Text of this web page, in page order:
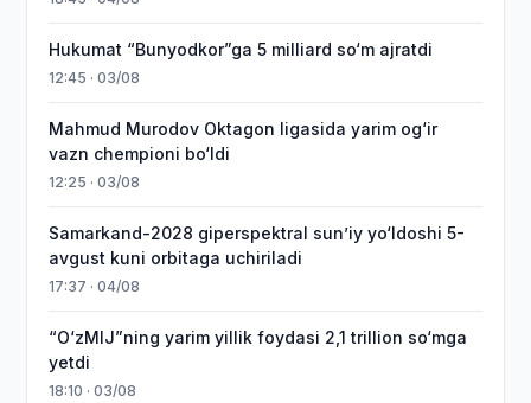
Hukumat “Bunyodkor”ga 5 milliard so‘m ajratdi
12:45 · 03/08
Mahmud Murodov Oktagon ligasida yarim og‘ir
vazn chempioni bo‘ldi
12:25 · 03/08
Samarkand-2028 giperspektral sun’iy yo‘ldoshi 5-
avgust kuni orbitaga uchiriladi
17:37 · 04/08
“O‘zMIJ”ning yarim yillik foydasi 2,1 trillion so‘mga
yetdi
18:10 · 03/08